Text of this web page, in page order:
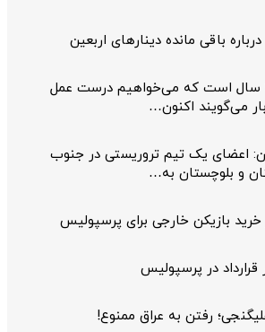
باقی مانده دینارهای اربعین
پزشکیان: ۴۷ سال است که می‌خواهیم درست عمل
می‌گویند اکنون…
اعضای یک تیم تروریستی در جنوب
و بلوچستان به…
خرید بازیکن خارجی برای پرسپولیس
در پرسپولیس
رفتن به عراق ممنوع!